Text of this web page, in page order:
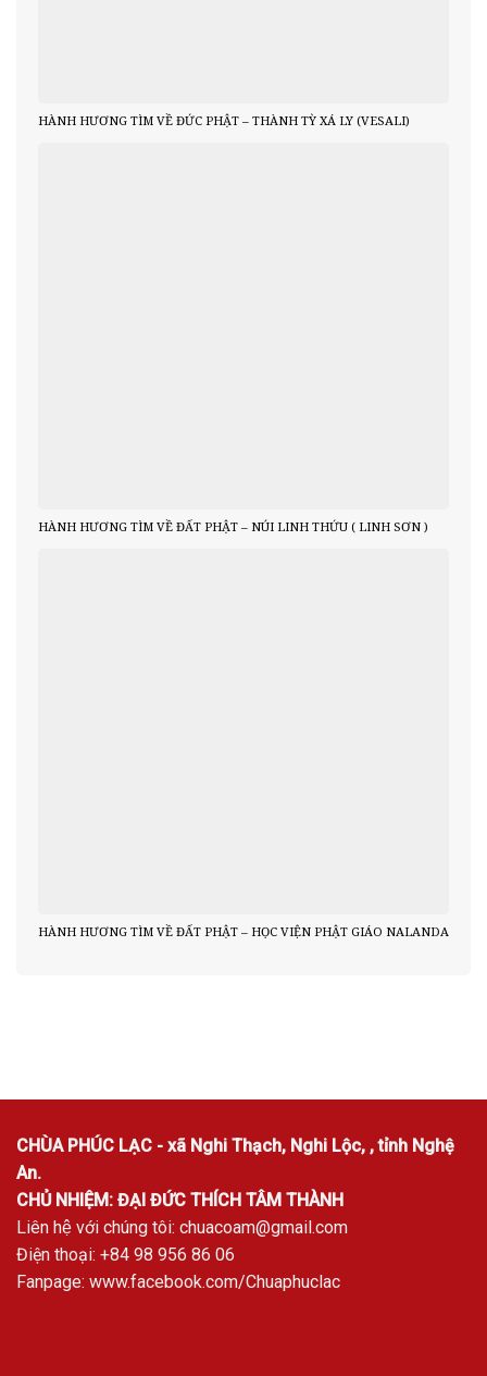
HÀNH HƯƠNG TÌM VỀ ĐỨC PHẬT – THÀNH TỲ XÁ LY (VESALI)
HÀNH HƯƠNG TÌM VỀ ĐẤT PHẬT – NÚI LINH THỨU ( LINH SƠN )
HÀNH HƯƠNG TÌM VỀ ĐẤT PHẬT – HỌC VIỆN PHẬT GIÁO NALANDA
CHÙA PHÚC LẠC - xã Nghi Thạch, Nghi Lộc, , tỉnh Nghệ
An.
CHỦ NHIỆM: ĐẠI ĐỨC THÍCH TÂM THÀNH
Liên hệ với chúng tôi: chuacoam@gmail.com
Điện thoại: +84 98 956 86 06
Fanpage: www.facebook.com/Chuaphuclac